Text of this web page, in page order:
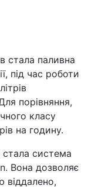
стала паливна
під час роботи
порівняння,
класу
на годину.
система
Вона дозволяє